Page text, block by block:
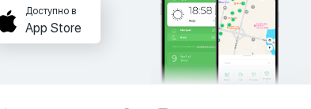
Доступно в
App Store